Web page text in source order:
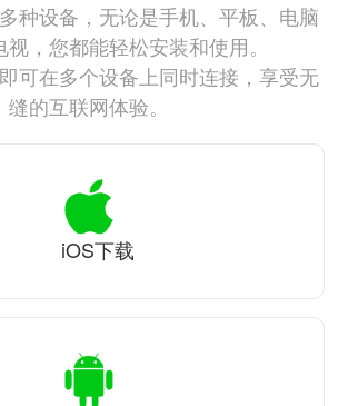
种设备，无论是手机、平板、电脑
，您都能轻松安装和使用。
可在多个设备上同时连接，享受无
缝的互联网体验。
iOS下载